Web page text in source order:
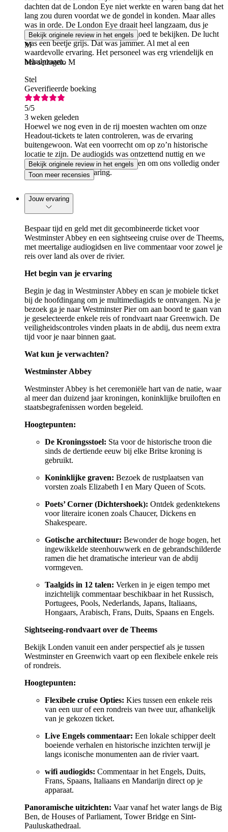
dachten dat de London Eye niet werkte en waren bang dat het
lang zou duren voordat we de gondel in konden. Maar alles
was in orde. De London Eye draait heel langzaam, dus je
kunt rustig de tijd nemen om alles goed te bekijken. De lucht
was een beetje grijs. Dat was jammer. Al met al een
waardevolle ervaring. Het personeel was erg vriendelijk en
behulpzaam.
Bekijk originele review in het engels
M
Ma-setlogelo M
Stel
Geverifieerde boeking
5/5
3 weken geleden
Hoewel we nog even in de rij moesten wachten om onze
Headout-tickets te laten controleren, was de ervaring
buitengewoon. Wat een voorrecht om op zo’n historische
locatie te zijn. De audiogids was ontzettend nuttig en we
konden in ons eigen tempo rondlopen om ons volledig onder
te dompelen in de ervaring.
Bekijk originele review in het engels
Toon meer recensies
Jouw ervaring
Bespaar tijd en geld met dit gecombineerde ticket voor
Westminster Abbey en een sightseeing cruise over de Theems,
met meertalige audiogidsen en live commentaar voor zowel je
reis over land als over de rivier.
Het begin van je ervaring
Begin je dag in Westminster Abbey en scan je mobiele ticket
bij de hoofdingang om je multimediagids te ontvangen. Na je
bezoek ga je naar Westminster Pier om aan boord te gaan van
je geselecteerde enkele reis of rondvaart naar Greenwich. De
veiligheidscontroles vinden plaats in de abdij, dus neem extra
tijd voor je naar binnen gaat.
Wat kun je verwachten?
Westminster Abbey
Westminster Abbey is het ceremoniële hart van de natie, waar
al meer dan duizend jaar kroningen, koninklijke bruiloften en
staatsbegrafenissen worden begeleid.
Hoogtepunten:
De Kroningsstoel: Sta voor de historische troon die
sinds de dertiende eeuw bij elke Britse kroning is
gebruikt.
Koninklijke graven: Bezoek de rustplaatsen van
vorsten zoals Elizabeth I en Mary Queen of Scots.
Poets’ Corner (Dichtershoek): Ontdek gedenktekens
voor literaire iconen zoals Chaucer, Dickens en
Shakespeare.
Gotische architectuur: Bewonder de hoge bogen, het
ingewikkelde steenhouwwerk en de gebrandschilderde
ramen die het dramatische interieur van de abdij
vormgeven.
Taalgids in 12 talen: Verken in je eigen tempo met
inzichtelijk commentaar beschikbaar in het Russisch,
Portugees, Pools, Nederlands, Japans, Italiaans,
Hongaars, Arabisch, Frans, Duits, Spaans en Engels.
Sightseeing-rondvaart over de Theems
Bekijk Londen vanuit een ander perspectief als je tussen
Westminster en Greenwich vaart op een flexibele enkele reis
of rondreis.
Hoogtepunten:
Flexibele cruise Opties: Kies tussen een enkele reis
van een uur of een rondreis van twee uur, afhankelijk
van je gekozen ticket.
Live Engels commentaar: Een lokale schipper deelt
boeiende verhalen en historische inzichten terwijl je
langs iconische monumenten aan de rivier vaart.
wifi audiogids: Commentaar in het Engels, Duits,
Frans, Spaans, Italiaans en Mandarijn direct op je
apparaat.
Panoramische uitzichten: Vaar vanaf het water langs de Big
Ben, de Houses of Parliament, Tower Bridge en Sint-
Pauluskathedraal.